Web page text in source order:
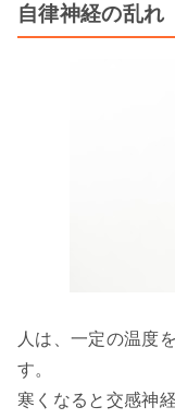
自律神経の乱れ
人は、一定の温度
す。
寒くなると交感神